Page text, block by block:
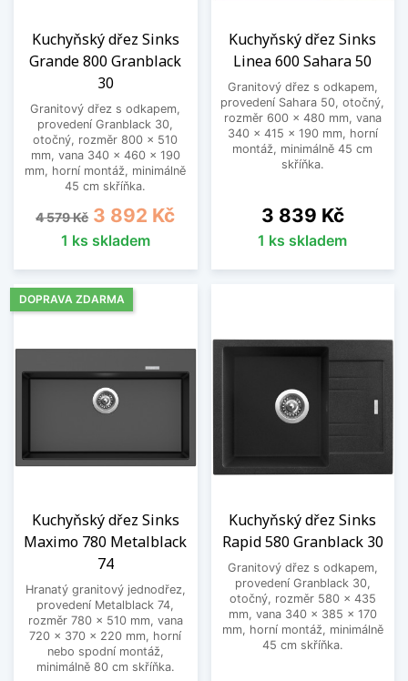
Kuchyňský dřez Sinks
Grande 800 Granblack
30
Granitový dřez s odkapem,
provedení Granblack 30,
otočný, rozměr 800 x 510
mm, vana 340 x 460 x 190
mm, horní montáž, minimálně
45 cm skříňka.
Běžná cena
4 579 Kč Cena
3 892 Kč
1 ks skladem
Kuchyňský dřez Sinks
Linea 600 Sahara 50
Granitový dřez s odkapem,
provedení Sahara 50, otočný,
rozměr 600 x 480 mm, vana
340 x 415 x 190 mm, horní
montáž, minimálně 45 cm
skříňka.
Cena
3 839 Kč
1 ks skladem
Kuchyňský dřez Sinks
Maximo 780 Metalblack
74
Hranatý granitový jednodřez,
provedení Metalblack 74,
rozměr 780 x 510 mm, vana
720 x 370 x 220 mm, horní
nebo spodní montáž,
minimálně 80 cm skříňka.
DOPRAVA ZDARMA
Kuchyňský dřez Sinks
Rapid 580 Granblack 30
Granitový dřez s odkapem,
provedení Granblack 30,
otočný, rozměr 580 x 435
mm, vana 340 x 385 x 170
mm, horní montáž, minimálně
45 cm skříňka.